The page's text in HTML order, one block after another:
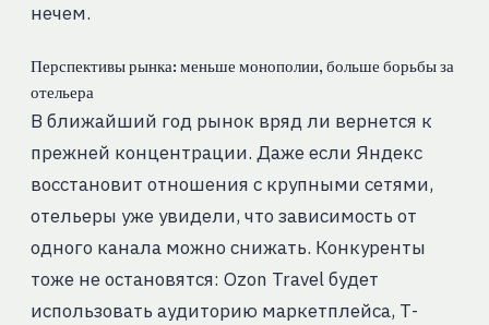
нечем.
Перспективы рынка: меньше монополии, больше борьбы за
отельера
В ближайший год рынок вряд ли вернется к
прежней концентрации. Даже если Яндекс
восстановит отношения с крупными сетями,
отельеры уже увидели, что зависимость от
одного канала можно снижать. Конкуренты
тоже не остановятся: Ozon Travel будет
использовать аудиторию маркетплейса, Т-